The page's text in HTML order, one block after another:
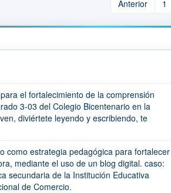
Anterior 1
el fortalecimiento de la comprensión
3-03 del Colegio Bicentenario en la
diviértete leyendo y escribiendo, te
como estrategia pedagógica para fortalecer
mediante el uso de un blog digital. caso:
secundaria de la Institución Educativa
de Comercio.